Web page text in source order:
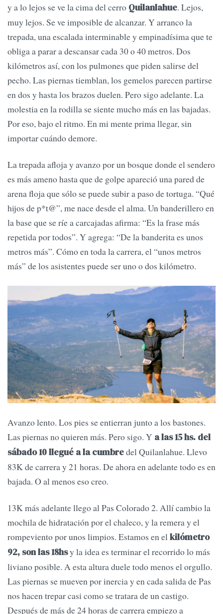
y a lo lejos se ve la cima del cerro Quilanlahue. Lejos,
muy lejos. Se ve imposible de alcanzar. Y arranco la
trepada, una escalada interminable y empinadísima que te
obliga a parar a descansar cada 30 o 40 metros. Dos
kilómetros así, con los pulmones que piden salirse del
pecho. Las piernas tiemblan, los gemelos parecen partirse
en dos y hasta los brazos duelen. Pero sigo adelante. La
molestia en la rodilla se siente mucho más en las bajadas.
Por eso, bajo el ritmo. En mi mente prima llegar, sin
importar cuándo demore.
La trepada afloja y avanzo por un bosque donde el sendero
es más ameno hasta que de golpe apareció una pared de
arena floja que sólo se puede subir a paso de tortuga. “Qué
hijos de p*t@”, me nace desde el alma. Un banderillero en
la base que se ríe a carcajadas afirma: “Es la frase más
repetida por todos”. Y agrega: “De la banderita es unos
metros más”. Cómo en toda la carrera, el “unos metros
más” de los asistentes puede ser uno o dos kilómetro.
Avanzo lento. Los pies se entierran junto a los bastones.
Las piernas no quieren más. Pero sigo. Y a las 15 hs. del
sábado 10 llegué a la cumbredel Quilanlahue. Llevo
83K de carrera y 21 horas. De ahora en adelante todo es en
bajada. O al menos eso creo.
13K más adelante llego al Pas Colorado 2. Allí cambio la
mochila de hidratación por el chaleco, y la remera y el
rompeviento por unos limpios. Estamos en elkilómetro
92, son las 18hsy la idea es terminar el recorrido lo más
liviano posible. A esta altura duele todo menos el orgullo.
Las piernas se mueven por inercia y en cada salida de Pas
nos hacen trepar casi como se tratara de un castigo.
Después de más de 24 horas de carrera empiezo a